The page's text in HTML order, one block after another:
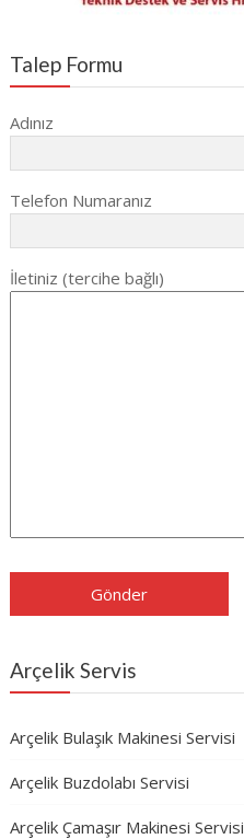
Talep Formu
Adınız
Telefon Numaranız
İletiniz (tercihe bağlı)
Arçelik Servis
Arçelik Bulaşık Makinesi Servisi
Arçelik Buzdolabı Servisi
Arçelik Çamaşır Makinesi Servisi